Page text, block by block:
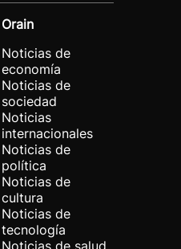
Orain
Noticias de
economía
Noticias de
sociedad
Noticias
internacionales
Noticias de
política
Noticias de
cultura
Noticias de
tecnología
Noticias de salud